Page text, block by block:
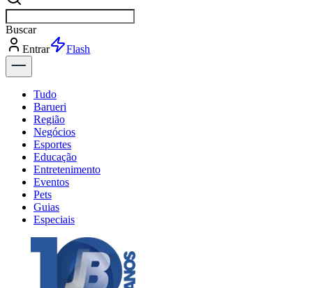
Buscaresportes
Entrar
Flash
Tudo
Barueri
Região
Negócios
Esportes
Educação
Entretenimento
Eventos
Pets
Guias
Especiais
Explore Tudo
Últimas Notícias
Previsão do Tempo
Trânsito e Rotas